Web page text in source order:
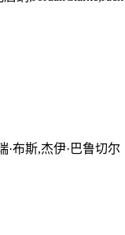
·布斯,杰伊·巴鲁切尔